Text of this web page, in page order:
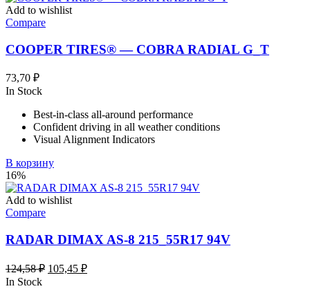
Add to wishlist
Compare
COOPER TIRES® — COBRA RADIAL G_T
73,70 ₽
In Stock
Best-in-class all-around performance
Confident driving in all weather conditions
Visual Alignment Indicators
В корзину
16%
Add to wishlist
Compare
RADAR DIMAX AS-8 215_55R17 94V
124,58₽ Первоначальная
105,45 ₽Текущая
In Stock